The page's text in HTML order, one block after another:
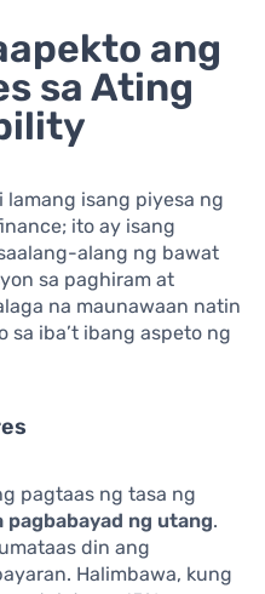
ang
sa Ating
lamang isang piyesa ng
ito ay isang
alang ng bawat
sa paghiram at
na maunawaan natin
sa iba’t ibang aspeto ng
pagtaas ng tasa ng
pagbabayad ng utang.
din ang
Halimbawa, kung